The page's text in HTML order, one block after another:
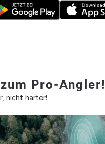
Pro-Angler!
nicht härter!